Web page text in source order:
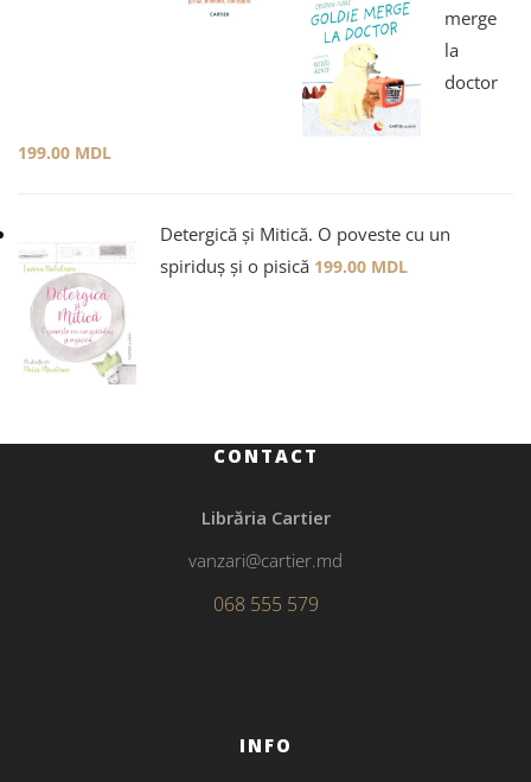
merge
la
doctor
199.00 MDL
Detergică și Mitică. O poveste cu un
spiriduș și o pisică 199.00 MDL
CONTACT
Librăria Cartier
vanzari@cartier.md
068 555 579
INFO